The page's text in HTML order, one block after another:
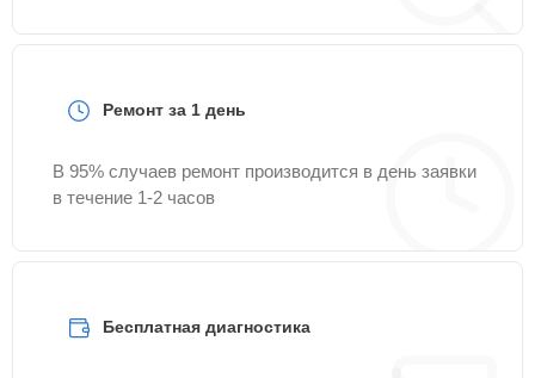
Ремонт за 1 день
В 95% случаев ремонт производится в день заявки
в течение 1-2 часов
Бесплатная диагностика